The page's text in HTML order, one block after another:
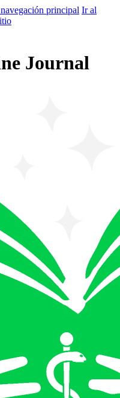
principal Ir al
Journal